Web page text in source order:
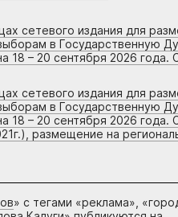
сетевого издания для
в Государственную
18 – 20 сентября 2026 года.
сетевого издания для
в Государственную
18 – 20 сентября 2026 года.
размещение на
» с тегами «реклама»,